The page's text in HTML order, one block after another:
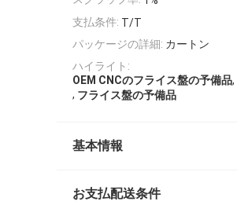
支払条件: T/T
パッケージの詳細: カートン
ハイライト:
OEM CNCのフライス盤の予備品,
, フライス盤の予備品
基本情報
お支払配送条件